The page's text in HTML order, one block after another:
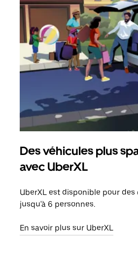
Des véhicules plus
avec UberXL
UberXL est disponible pour des
jusqu'à 6 personnes.
En savoir plus sur UberXL